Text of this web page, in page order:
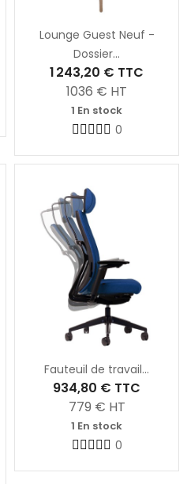
Lounge Guest Neuf -
Dossier...
1 243,20 € TTC
1036 € HT
1 En stock
0
Fauteuil de travail...
934,80 € TTC
779 € HT
1 En stock
0